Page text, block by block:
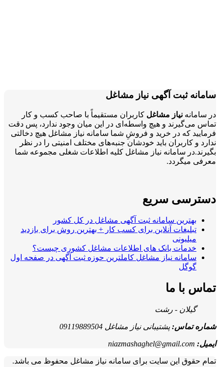
سامانه ثبت آگهی نیاز مشاغل
در سامانه نیاز مشاغلکاربران مستقیماً با صاحب کسب و کار
تماس می‌گیرند و هیچ واسطه‌ای در این میان وجود ندارد، پس دقت
فرمایید که در خرید و فروشِ شما سامانه نیاز مشاغل هیچ دخالتی
ندارد و کاربران باید خودشان جنبه‌های مختلف امنیتی را در نظر
بگیرند.در سامانه نیاز مشاغل کلیه اطلاعات شغلی مجموعه شما
معرفی میگردد.
دسترسی سریع
بهترین سامانه ثبت آگهی مشاغل در کل کشور
تبلیغات آنلاین برای کسب کار + بهترین روش برای بازدید
میلیونی
خدمات بانک های اطلاعات مشاغل کشوری چیست؟
سامانه نیاز مشاغل کاملترین حوزه ثبت آگهی در صفحه اول
گوگل
تماس با ما
گیلان - رشت
شماره تماس:پشتیبانی نیاز مشاغل 09119889504
ایمیل: niazmashaghel@gmail.com
تمام حقوق این سایت برای سامانه نیاز مشاغل محفوظ می باشد.